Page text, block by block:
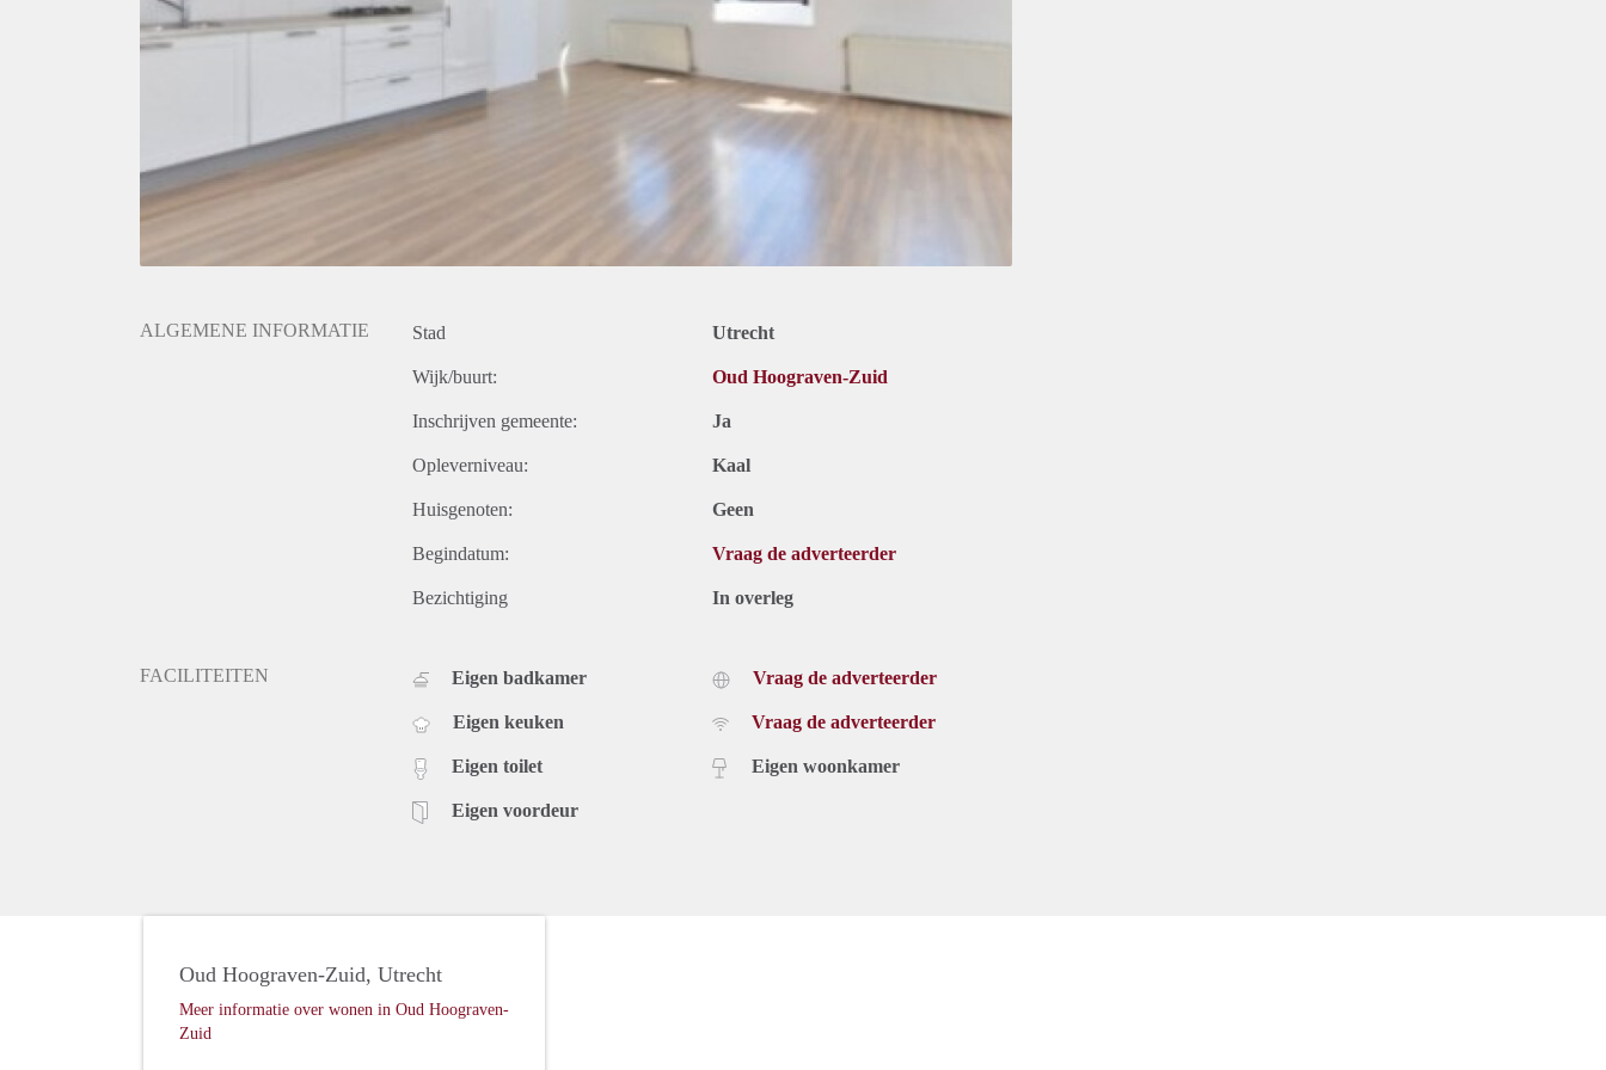
ALGEMENE INFORMATIE Stad Utrecht
Wijk/buurt: Oud Hoograven-Zuid
Inschrijven gemeente: Ja
Opleverniveau: Kaal
Huisgenoten: Geen
Begindatum: Vraag de adverteerder
Bezichtiging In overleg
FACILITEITEN Eigen badkamer
Eigen keuken
Eigen toilet
Eigen voordeur
Vraag de adverteerder
Vraag de adverteerder
Eigen woonkamer
Oud Hoograven-Zuid, Utrecht
Meer informatie over wonen in Oud Hoograven-
Zuid